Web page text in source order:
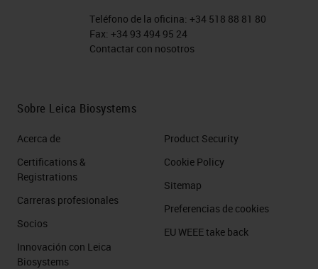
do become available, it helps to
spark those areas of interest into
just be interested to know how
research and to the goals of your
organization here at CRUK.
There's a big drive for multiplexing
now. The more targets that we can
look at in one tissue section helps
Teléfono de la oficina: +34 518 88 81 80
Fax: +34 93 494 95 24
Contactar con nosotros
Sobre Leica Biosystems
Acerca de
Certifications &
Registrations
Carreras profesionales
Socios
Innovación con Leica
Biosystems
Product Security
Cookie Policy
Sitemap
Preferencias de cookies
EU WEEE take back